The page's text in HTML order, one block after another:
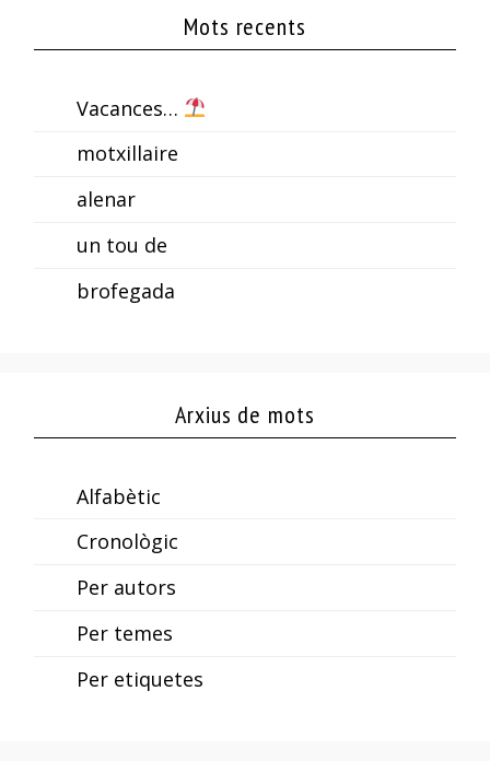
Mots recents
Vacances…
motxillaire
alenar
un tou de
brofegada
Arxius de mots
Alfabètic
Cronològic
Per autors
Per temes
Per etiquetes